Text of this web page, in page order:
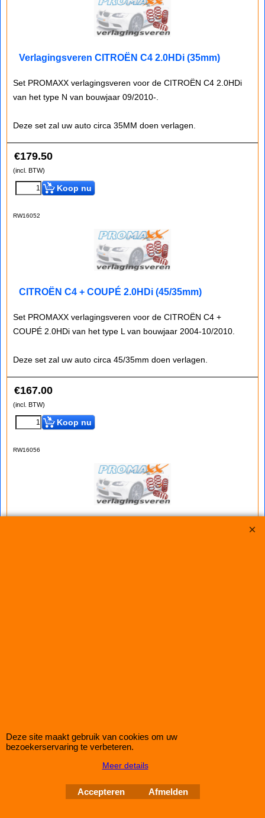
Verlagingsveren CITROËN C4 2.0HDi (35mm)
Set PROMAXX verlagingsveren voor de CITROËN C4 2.0HDi
van het type N van bouwjaar 09/2010-.
Deze set zal uw auto circa 35MM doen verlagen.
€179.50
(incl. BTW)
Koop nu
RW16052
CITROËN C4 + COUPÉ 2.0HDi (45/35mm)
Set PROMAXX verlagingsveren voor de CITROËN C4 +
COUPÉ 2.0HDi van het type L van bouwjaar 2004-10/2010.
Deze set zal uw auto circa 45/35mm doen verlagen.
€167.00
(incl. BTW)
Koop nu
RW16056
Verlagingsveren CITROËN C4 CACTUS 1.6HDi
Deze site maakt gebruik van cookies om uw
bezoekerservaring te verbeteren.
Meer details
Accepteren Afmelden